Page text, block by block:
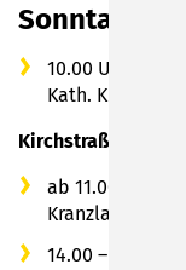
Sonntag,
10.00 Uhr:
Kath. Kirche St.
Kirchstraße
ab 11.00 Uhr:
Kranzla e.V.
14.00 – 19.00